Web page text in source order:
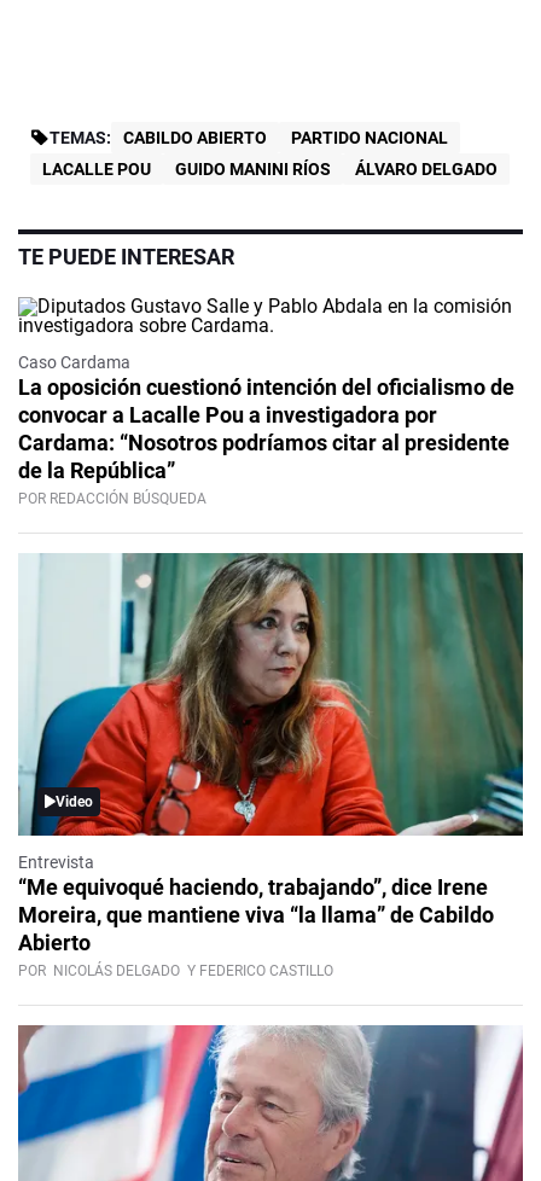
TEMAS: CABILDO ABIERTO
PARTIDO NACIONAL
LACALLE POU
GUIDO MANINI RÍOS ÁLVARO DELGADO
TE PUEDE INTERESAR
Caso Cardama
La oposición cuestionó intención del oficialismo de
convocar a Lacalle Pou a investigadora por
Cardama: “Nosotros podríamos citar al presidente
de la República”
POR REDACCIÓN BÚSQUEDA
Video
Entrevista
“Me equivoqué haciendo, trabajando”, dice Irene
Moreira, que mantiene viva “la llama” de Cabildo
Abierto
POR NICOLÁS DELGADO Y FEDERICO CASTILLO